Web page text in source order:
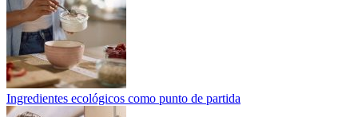
Ingredientes ecológicos como punto de partida